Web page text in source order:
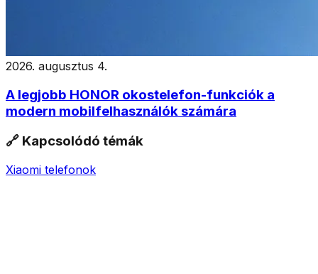
2026. augusztus 4.
A legjobb HONOR okostelefon-funkciók a
modern mobilfelhasználók számára
🔗 Kapcsolódó témák
Xiaomi telefonok